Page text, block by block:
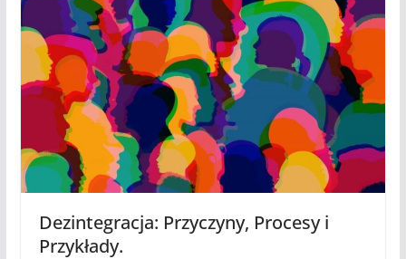
Dezintegracja: Przyczyny, Procesy i
Przykłady.